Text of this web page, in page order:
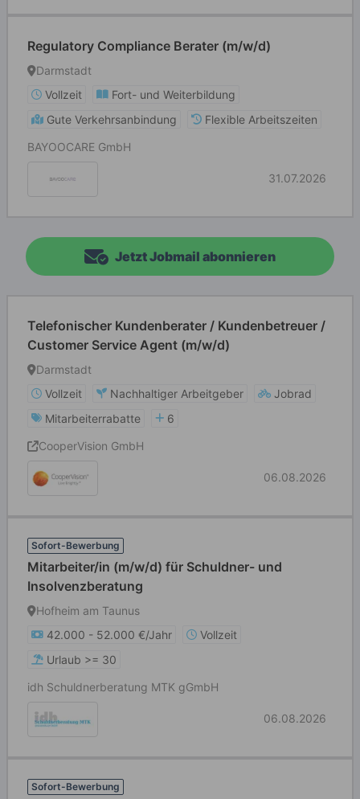
Regulatory Compliance Berater (m/w/d)
Darmstadt
Vollzeit
Fort- und Weiterbildung
Gute Verkehrsanbindung
Flexible Arbeitszeiten
BAYOOCARE GmbH
31.07.2026
Jetzt Jobmail abonnieren
Telefonischer Kundenberater / Kundenbetreuer /
Customer Service Agent (m/w/d)
Darmstadt
Vollzeit
Nachhaltiger Arbeitgeber
Jobrad
Mitarbeiterrabatte
6
CooperVision GmbH
06.08.2026
Sofort-Bewerbung
Mitarbeiter/in (m/w/d) für Schuldner- und
Insolvenzberatung
Hofheim am Taunus
42.000 - 52.000 €/Jahr
Vollzeit
Urlaub >= 30
idh Schuldnerberatung MTK gGmbH
06.08.2026
Sofort-Bewerbung